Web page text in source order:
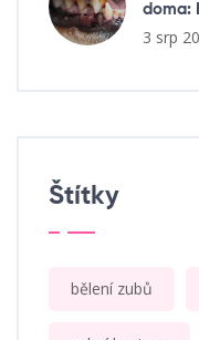
doma:
3 srp
Štítky
bělení zubů